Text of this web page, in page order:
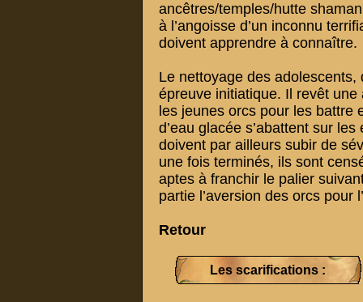
ancêtres/temples/hutte
à l’angoisse d’un inconnu
doivent apprendre à connaître.
Le nettoyage des
épreuve initiatique. Il revêt
les jeunes orcs pour les battre
d’eau glacée s’abattent sur
doivent par ailleurs subir de
une fois terminés, ils sont
aptes à franchir le palier
partie l’aversion des orcs pour
Retour
Les scarifications :